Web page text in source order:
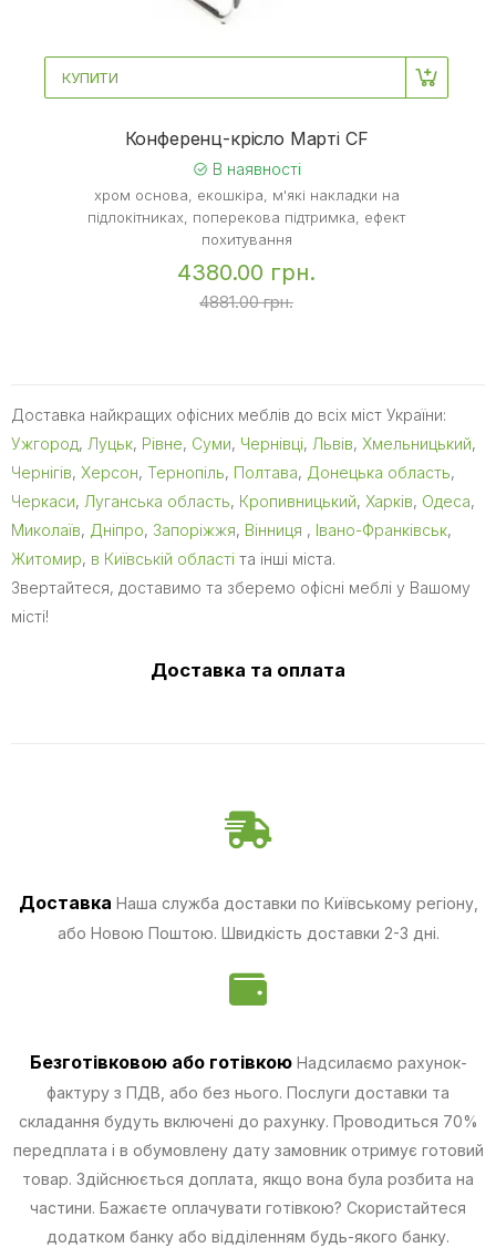
КУПИТИ
Конференц-крісло Марті CF
В наявності
хром основа, екошкіра, м'які накладки на
підлокітниках, поперекова підтримка, ефект
похитування
4380.00 грн.
4881.00 грн.
Доставка найкращих офісних меблів до всіх міст України:
Ужгород, Луцьк, Рівне, Суми, Чернівці, Львів, Хмельницький,
Чернігів, Херсон, Тернопіль, Полтава, Донецька область,
Черкаси, Луганська область, Кропивницький, Харків, Одеса,
Миколаїв, Дніпро, Запоріжжя, Вінниця , Івано-Франківськ,
Житомир, в Київській області та інші міста.
Звертайтеся, доставимо та зберемо офісні меблі у Вашому
місті!
Доставка та оплата
Доставка Наша служба доставки по Київському регіону,
або Новою Поштою. Швидкість доставки 2-3 дні.
Безготівковою або готівкою Надсилаємо рахунок-
фактуру з ПДВ, або без нього. Послуги доставки та
складання будуть включені до рахунку. Проводиться 70%
передплата і в обумовлену дату замовник отримує готовий
товар. Здійснюється доплата, якщо вона була розбита на
частини. Бажаєте оплачувати готівкою? Скористайтеся
додатком банку або відділенням будь-якого банку.